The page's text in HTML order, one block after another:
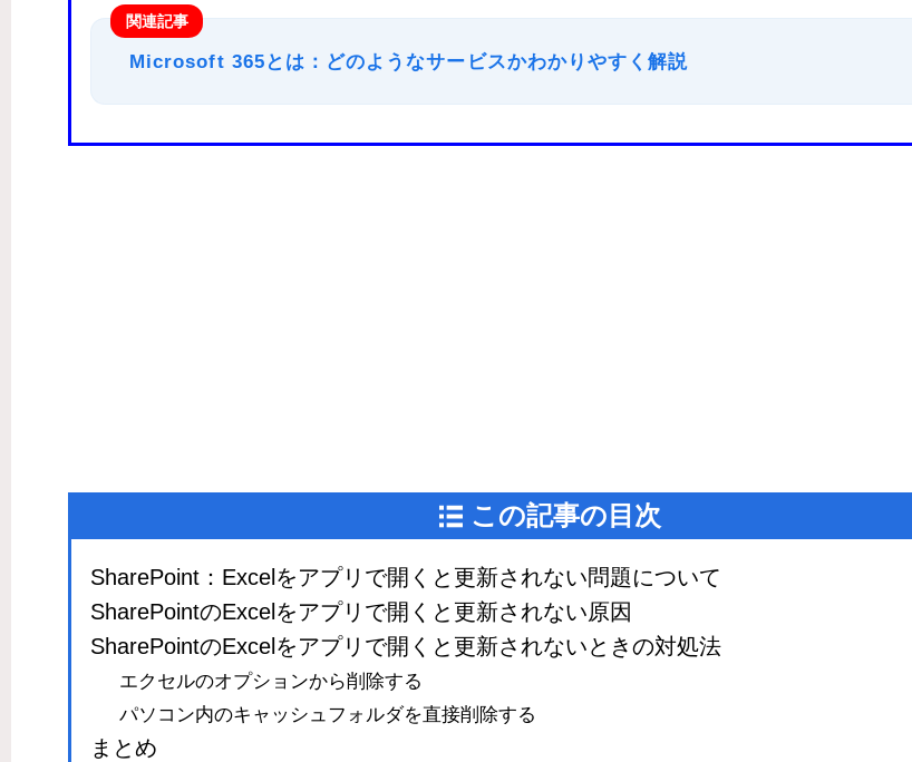
関連記事
Microsoft 365とは：どのようなサービスかわかりやすく解説
この記事の目次
SharePoint：Excelをアプリで開くと更新されない問題について
SharePointのExcelをアプリで開くと更新されない原因
SharePointのExcelをアプリで開くと更新されないときの対処法
エクセルのオプションから削除する
パソコン内のキャッシュフォルダを直接削除する
まとめ